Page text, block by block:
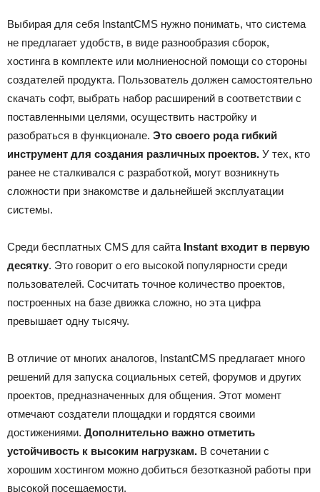
Выбирая для себя InstantCMS нужно понимать, что система
не предлагает удобств, в виде разнообразия сборок,
хостинга в комплекте или молниеносной помощи со стороны
создателей продукта. Пользователь должен самостоятельно
скачать софт, выбрать набор расширений в соответствии с
поставленными целями, осуществить настройку и
разобраться в функционале. Это своего рода гибкий
инструмент для создания различных проектов. У тех, кто
ранее не сталкивался с разработкой, могут возникнуть
сложности при знакомстве и дальнейшей эксплуатации
системы.
Среди бесплатных CMS для сайта Instant входит в первую
десятку. Это говорит о его высокой популярности среди
пользователей. Сосчитать точное количество проектов,
построенных на базе движка сложно, но эта цифра
превышает одну тысячу.
В отличие от многих аналогов, InstantCMS предлагает много
решений для запуска социальных сетей, форумов и других
проектов, предназначенных для общения. Этот момент
отмечают создатели площадки и гордятся своими
достижениями. Дополнительно важно отметить
устойчивость к высоким нагрузкам. В сочетании с
хорошим хостингом можно добиться безотказной работы при
высокой посещаемости.